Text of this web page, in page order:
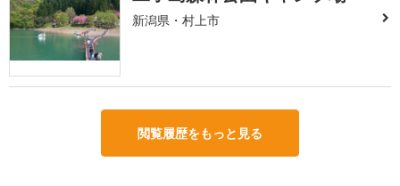
新潟県・村上市
閲覧履歴をもっと見る